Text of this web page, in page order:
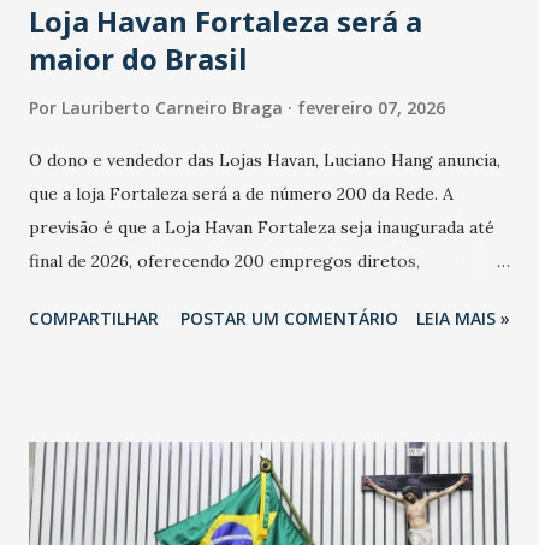
Loja Havan Fortaleza será a
maior do Brasil
Por Lauriberto Carneiro Braga fevereiro 07, 2026
O dono e vendedor das Lojas Havan, Luciano Hang anuncia,
que a loja Fortaleza será a de número 200 da Rede. A
previsão é que a Loja Havan Fortaleza seja inaugurada até
final de 2026, oferecendo 200 empregos diretos,
Havan Fortaleza ainda não foi anunciada oficialmente, mas
COMPARTILHAR POSTAR UM COMENTÁRIO LEIA MAIS »